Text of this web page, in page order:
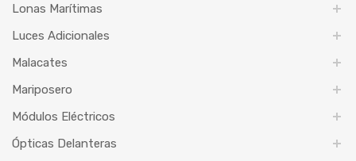
Lonas Marítimas
Luces Adicionales
Malacates
Mariposero
Módulos Eléctricos
Ópticas Delanteras